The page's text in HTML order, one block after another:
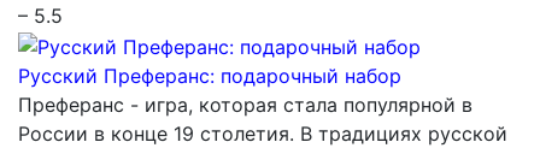
– 5.5
Русский Преферанс: подарочный набор
Преферанс - игра, которая стала популярной в
России в конце 19 столетия. В традициях русской